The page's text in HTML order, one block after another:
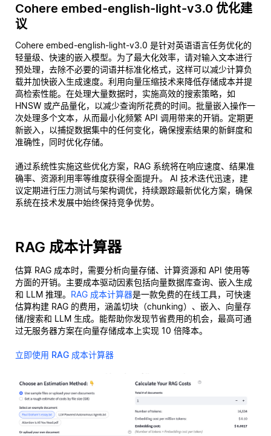
Cohere embed-english-light-v3.0 优化建
议
Cohere embed-english-light-v3.0 是针对英语语言任务优化的
轻量级、快速的嵌入模型。为了最大化效率，请对输入文本进行
预处理，去除不必要的词语并标准化格式，这样可以减少计算负
载并加快嵌入生成速度。利用向量压缩技术来降低存储成本并提
高检索性能。在处理大量数据时，实施高效的搜索策略，如
HNSW 或产品量化，以减少查询所花费的时间。批量嵌入操作一
次处理多个文本，从而最小化频繁 API 调用带来的开销。定期更
新嵌入，以捕捉数据集中的任何变化，确保搜索结果的新鲜度和
准确性，同时优化存储。
通过系统性实施这些优化方案，RAG 系统将在响应速度、结果准
确率、资源利用率等维度获得全面提升。 AI 技术迭代迅速，建
议定期进行压力测试与架构调优，持续跟踪最新优化方案，确保
系统在技术发展中始终保持竞争优势。
RAG 成本计算器
估算 RAG 成本时，需要分析向量存储、计算资源和 API 使用等
方面的开销。主要成本驱动因素包括向量数据库查询、嵌入生成
和 LLM 推理。 RAG 成本计算器是一款免费的在线工具，可快速
估算构建 RAG 的费用，涵盖切块（chunking）、嵌入、向量存
储/搜索和 LLM 生成。能帮助你发现节省费用的机会，最高可通
过无服务器方案在向量存储成本上实现 10 倍降本。
立即使用 RAG 成本计算器